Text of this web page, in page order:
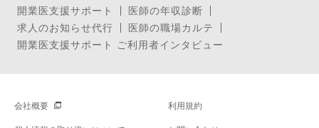
開業医支援サポート
医師の年収診断
求人のお知らせ代行
医師の職場カルテ
開業医支援サポート ご利用者インタビュー
会社概要 利用規約